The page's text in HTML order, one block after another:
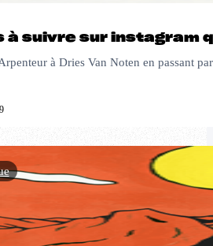
suivre sur instagram
à Dries Van Noten en passant